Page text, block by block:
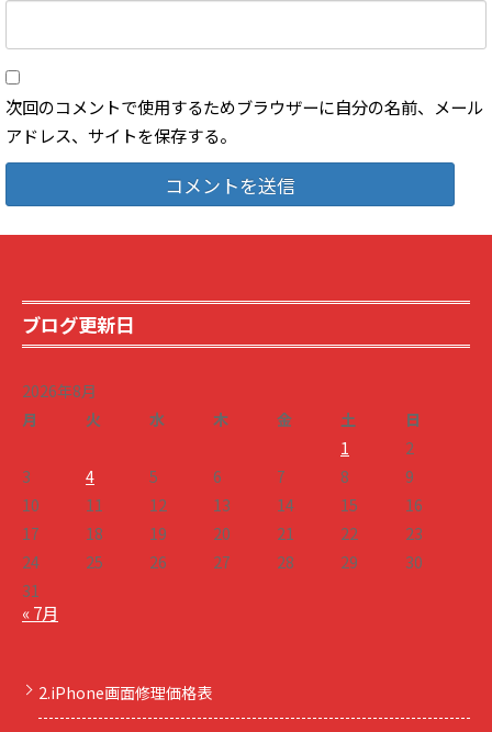
次回のコメントで使用するためブラウザーに自分の名前、メール
アドレス、サイトを保存する。
ブログ更新日
2026年8月
月
火 水 木 金 土
日
1
2
3
4 5 6 7 8
9
10
11 12 13 14 15
16
17
18 19 20 21 22
23
24
25 26 27 28 29
30
31
« 7月
2.iPhone画面修理価格表